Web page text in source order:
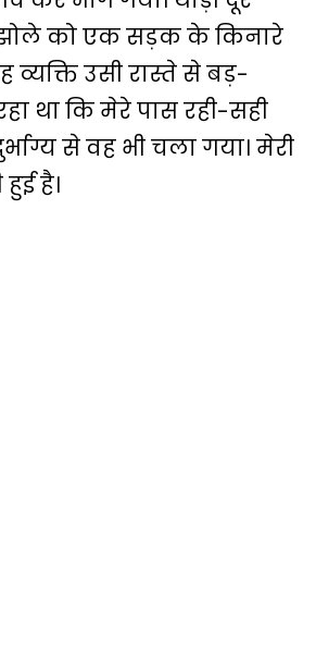
को एक सड़क के किनारे
व्यक्ति उसी रास्ते से बड़-
था कि मेरे पास रही-सही
से वह भी चला गया। मेरी
है।